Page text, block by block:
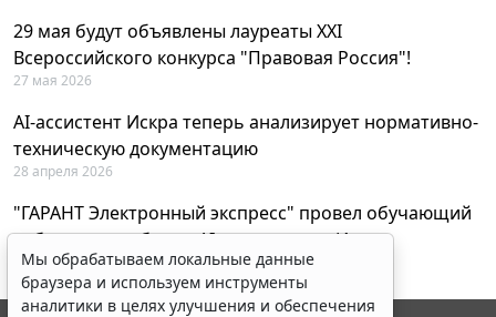
29 мая будут объявлены лауреаты XXI
Всероссийского конкурса "Правовая Россия"!
27 мая 2026
AI-ассистент Искра теперь анализирует нормативно-
техническую документацию
28 апреля 2026
"ГАРАНТ Электронный экспресс" провел обучающий
вебинар по работе с AI-ассистентом Искра
23 апреля 2026
Мы обрабатываем локальные данные
браузера и используем инструменты
аналитики в целях улучшения и обеспечения